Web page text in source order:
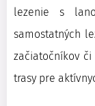
lezenie s
samostatných
začiatočníkov či
trasy pre